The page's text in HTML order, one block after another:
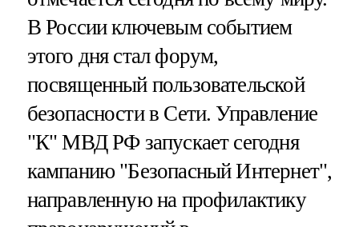
В России ключевым событием
этого дня стал форум,
посвященный пользовательской
безопасности в Сети. Управление
"К" МВД РФ запускает сегодня
кампанию "Безопасный Интернет",
направленную на профилактику